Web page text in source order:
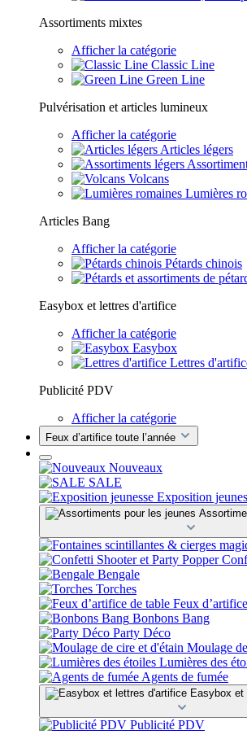
Assortiments mixtes
Afficher la catégorie
Classic Line
Green Line
Pulvérisation et articles lumineux
Afficher la catégorie
Articles légers
Volcans
Lumières
Articles Bang
Afficher la catégorie
Pétards chinois
Easybox et lettres d'artifice
Afficher la catégorie
Easybox
Lettres
Publicité PDV
Afficher la catégorie
Feux d’artifice toute l’année
Nouveaux
SALE
Exposition
Bengale
Torches
Feux
Bonbons Bang
Party Déco
Moulage
Lumières des
Agents de fumée
Easybox
Publicité PDV